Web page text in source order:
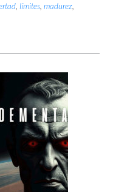
límites madurez